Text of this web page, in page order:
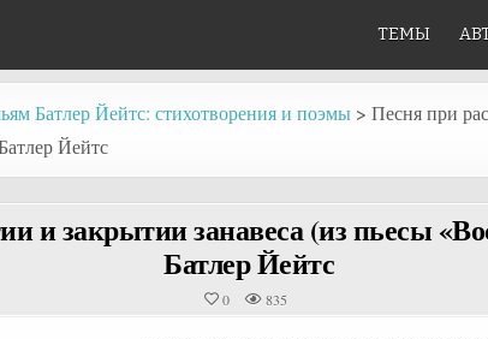
ТЕМЫ
Батлер Йейтс: стихотворения и поэмы > Песня при
Йейтс
и закрытии занавеса (из пьесы
Батлер Йейтс
0 835